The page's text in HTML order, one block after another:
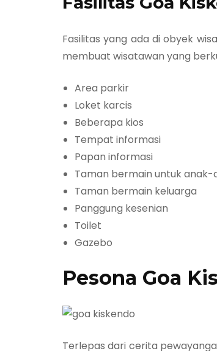
Fasilitas yang ada di obyek
membuat wisatawan yang
Area parkir
Loket karcis
Beberapa kios
Tempat informasi
Papan informasi
Taman bermain untuk anak-
Taman bermain keluarga
Panggung kesenian
Toilet
Gazebo
Pesona Goa
Terlepas dari cerita